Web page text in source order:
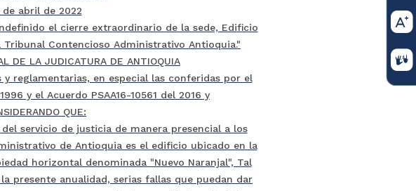
de abril de 2022
el cierre extraordinario de la sede, Edificio
Tribunal Contencioso Administrativo Antioquia."
DE LA JUDICATURA DE ANTIOQUIA
reglamentarias, en especial las conferidas por el
y el Acuerdo PSAA16-10561 del 2016 y
QUE:
servicio de justicia de manera presencial a los
de Antioquia es el edificio ubicado en la
horizontal denominada "Nuevo Naranjal", Tal
presente anualidad, serias fallas que puedan dar